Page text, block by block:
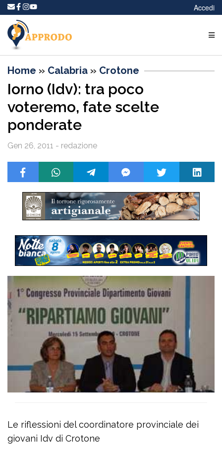
Accedi
Home » Calabria » Crotone
Iorno (Idv): tra poco
voteremo, fate scelte
ponderate
Gen 26, 2011 - redazione
Le riflessioni del coordinatore provinciale dei
giovani Idv di Crotone